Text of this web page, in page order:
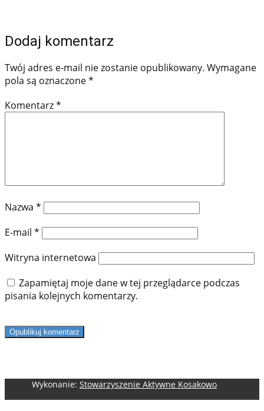
Dodaj komentarz
Twój adres e-mail nie zostanie opublikowany. Wymagane
pola są oznaczone*
Komentarz*
Nazwa *
E-mail *
Witryna internetowa
Zapamiętaj moje dane w tej przeglądarce podczas
pisania kolejnych komentarzy.
Opublikuj komentarz
Wykonanie: Stowarzyszenie Aktywne Kosakowo